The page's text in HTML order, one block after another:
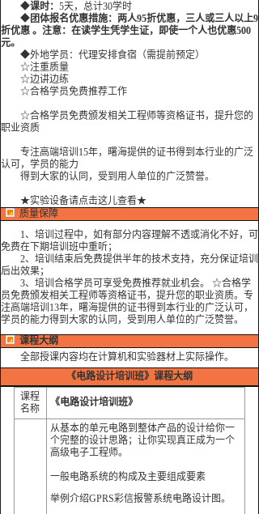
◆课时： 5天，总计30学时
◆团体报名优惠措施：两人95折优惠，三人或三人以上9
折优惠 。注意：在读学生凭学生证，即使一个人也优惠500
元。
◆外地学员：代理安排食宿（需提前预定）
☆注重质量
☆边讲边练
☆合格学员免费推荐工作
☆合格学员免费颁发相关工程师等资格证书，提升您的
职业资质
专注高端培训15年，曙海提供的证书得到本行业的广泛
认可，学员的能力
得到大家的认同，受到用人单位的广泛赞誉。
★实验设备请点击这儿查看★
质量保障
1、培训过程中，如有部分内容理解不透或消化不好，可
免费在下期培训班中重听；
2、培训结束后免费提供半年的技术支持，充分保证培训
后出效果；
3、培训合格学员可享受免费推荐就业机会。 ☆合格学
员免费颁发相关工程师等资格证书，提升您的职业资质。专
注高端培训13年，曙海提供的证书得到本行业的广泛认可，
学员的能力得到大家的认同，受到用人单位的广泛赞誉。
课程大纲
全部授课内容均在计算机和实验器材上实际操作。
《电路设计培训班》 课程大纲
课程
名称
《电路设计培训班》
从基本的单元电路到整体产品的设计给你一
个完整的设计思路；让你实现真正成为一个
高级电子工程师。
一般电路系统的构成及主要组成要素
举例介绍GPRS彩信报警系统电路设计图。